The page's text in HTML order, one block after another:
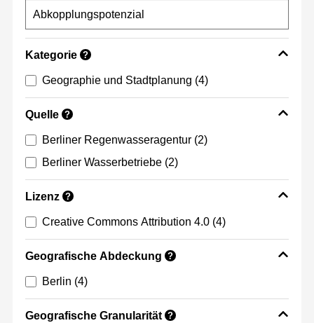
Kategorie ?
Geographie und Stadtplanung (4)
Quelle ?
Berliner Regenwasseragentur (2)
Berliner Wasserbetriebe (2)
Lizenz ?
Creative Commons Attribution 4.0 (4)
Geografische Abdeckung ?
Berlin (4)
Geografische Granularität ?